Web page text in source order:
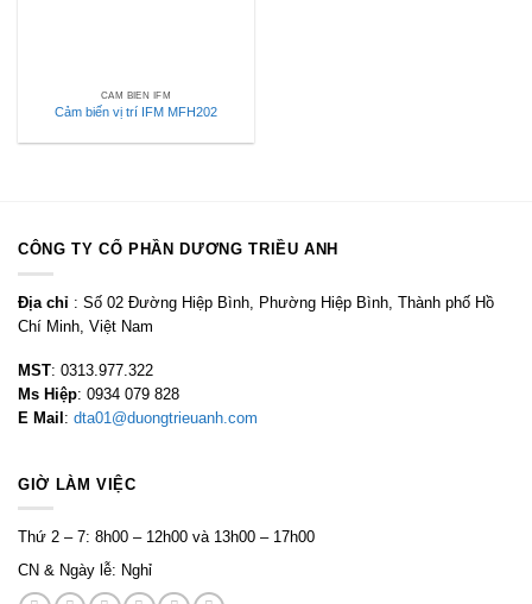
CẢM BIẾN IFM
Cảm biến vị trí IFM MFH202
CÔNG TY CỔ PHẦN DƯƠNG TRIỀU ANH
Địa chỉ : Số 02 Đường Hiệp Bình, Phường Hiệp Bình, Thành phố Hồ
Chí Minh, Việt Nam
MST: 0313.977.322
Ms Hiệp: 0934 079 828
E Mail: dta01@duongtrieuanh.com
GIỜ LÀM VIỆC
Thứ 2 – 7: 8h00 – 12h00 và 13h00 – 17h00
CN & Ngày lễ: Nghỉ